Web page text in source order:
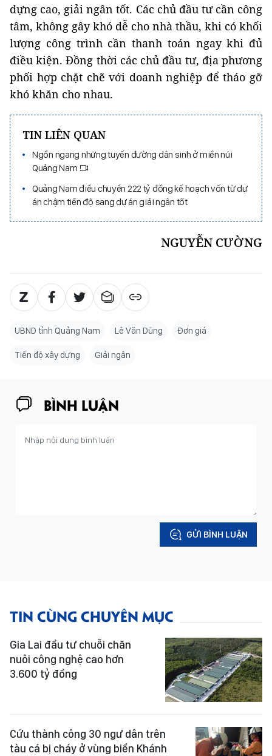
dựng cao, giải ngân tốt. Các chủ đầu tư cần công
tâm, không gây khó dễ cho nhà thầu, khi có khối
lượng công trình cần thanh toán ngay khi đủ
điều kiện. Đồng thời các chủ đầu tư, địa phương
phối hợp chặt chẽ với doanh nghiệp để tháo gỡ
khó khăn cho nhau.
TIN LIÊN QUAN
Ngổn ngang những tuyến đường dân sinh ở miền núi
Quảng Nam
Quảng Nam điều chuyển 222 tỷ đồng kế hoạch vốn từ dự
án chậm tiến độ sang dự án giải ngân tốt
NGUYỄN CƯỜNG
UBND tỉnh Quảng Nam Lê Văn Dũng Đơn giá
Tiến độ xây dựng Giải ngân
BÌNH LUẬN
GỬI BÌNH LUẬN
TIN CÙNG CHUYÊN MỤC
Gia Lai đầu tư chuỗi chăn
nuôi công nghệ cao hơn
3.600 tỷ đồng
Cứu thành công 30 ngư dân trên
tàu cá bị cháy ở vùng biển Khánh